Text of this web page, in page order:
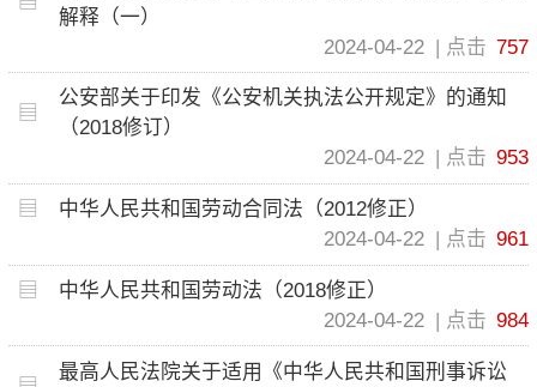
解释（一）
2024-04-22
点击 757
公安部关于印发《公安机关执法公开规定》的通知
（2018修订）
2024-04-22
点击 953
中华人民共和国劳动合同法（2012修正）
2024-04-22
点击 961
中华人民共和国劳动法（2018修正）
2024-04-22
点击 984
最高人民法院关于适用《中华人民共和国刑事诉讼